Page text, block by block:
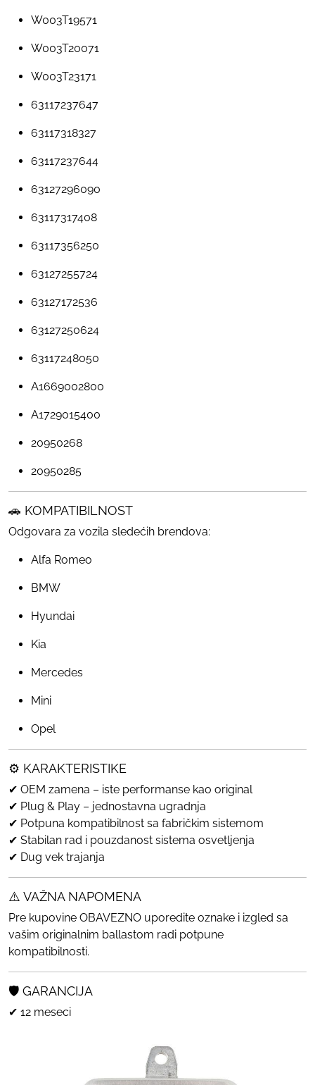
W003T19571
W003T20071
W003T23171
63117237647
63117318327
63117237644
63127296090
63117317408
63117356250
63127255724
63127172536
63127250624
63117248050
A1669002800
A1729015400
20950268
20950285
🚗 KOMPATIBILNOST
Odgovara za vozila sledećih brendova:
Alfa Romeo
BMW
Hyundai
Kia
Mercedes
Mini
Opel
⚙️ KARAKTERISTIKE
✔ OEM zamena – iste performanse kao original
✔ Plug & Play – jednostavna ugradnja
✔ Potpuna kompatibilnost sa fabričkim sistemom
✔ Stabilan rad i pouzdanost sistema osvetljenja
✔ Dug vek trajanja
⚠️ VAŽNA NAPOMENA
Pre kupovine OBAVEZNO uporedite oznake i izgled sa
vašim originalnim ballastom radi potpune
kompatibilnosti.
🛡️ GARANCIJA
✔ 12 meseci